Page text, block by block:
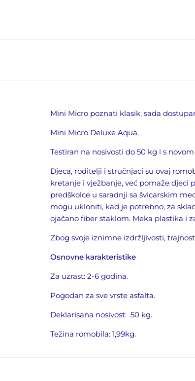
Mini Micro poznati klasik, sada dostup
Mini Micro Deluxe Aqua.
Testiran na nosivosti do 50 kg i s
Djeca, roditelji i stručnjaci su ovaj
kretanje i vježbanje, već pomaže djeci
predškolce u saradnji sa švicarskim
mogu ukloniti, kad je potrebno, za
ojačano fiber staklom. Meka plastika i
Zbog svoje iznimne izdržljivosti,
Osnovne karakteristike
Za uzrast: 2-6 godina.
Pogodan za sve vrste asfalta.
Deklarisana nosivost: 50 kg.
Težina romobila: 1,99kg.